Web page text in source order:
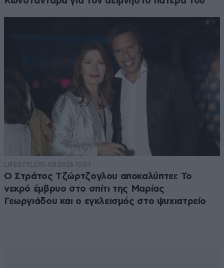
LIFESTYLE05·08·2026 15:07
Ο Στράτος Τζώρτζογλου αποκαλύπτει: Το
νεκρό έμβρυο στο σπίτι της Μαρίας
Γεωργιάδου και ο εγκλεισμός στο ψυχιατρείο